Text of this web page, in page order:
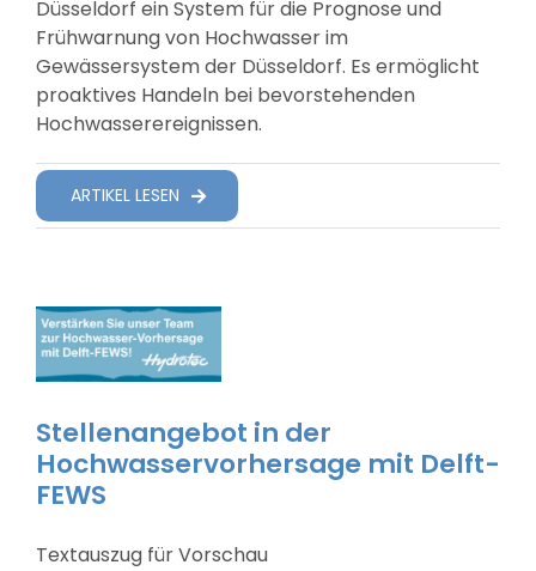
Düsseldorf ein System für die Prognose und
Frühwarnung von Hochwasser im
Gewässersystem der Düsseldorf. Es ermöglicht
proaktives Handeln bei bevorstehenden
Hochwasserereignissen.
ARTIKEL LESEN
Stellenangebot in der
Hochwasservorhersage mit Delft-
FEWS
Textauszug für Vorschau